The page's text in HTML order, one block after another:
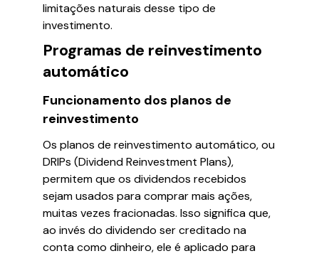
limitações naturais desse tipo de
investimento.
Programas de reinvestimento
automático
Funcionamento dos planos de
reinvestimento
Os planos de reinvestimento automático, ou
DRIPs (Dividend Reinvestment Plans),
permitem que os dividendos recebidos
sejam usados para comprar mais ações,
muitas vezes fracionadas. Isso significa que,
ao invés do dividendo ser creditado na
conta como dinheiro, ele é aplicado para